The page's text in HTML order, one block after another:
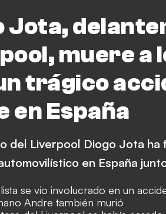
Jota,
muere a
trágico
en España
del Liverpool Diogo Jota ha
en España
se vio involucrado en un
Andre también murió